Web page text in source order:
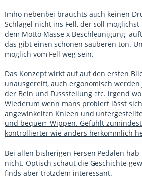
Imho nebenbei brauchts auch keinen
Schlägel nicht ins Fell, der soll
dem Motto Masse x Beschleunigung,
das gibt einen schönen sauberen ton.
möglich vom Fell weg sein.
Das Konzept wirkt auf auf den ersten
unausgereift, auch ergonomisch werden
der Bein und Fussstellung etc. irgend wo
Wiederum wenn mans probiert lässt
angewinkelten Knieen und
und bequem Wippen. Gefühlt
kontrollierter wie anders herkömmlich
Bei allen bisherigen Fersen Pedalen
nicht. Optisch schaut die Geschichte
finds aber trotzdem interessant.